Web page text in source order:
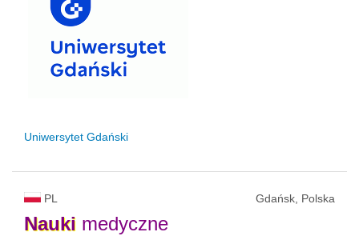
Uniwersytet Gdański
PL Gdańsk, Polska
Nauki medyczne